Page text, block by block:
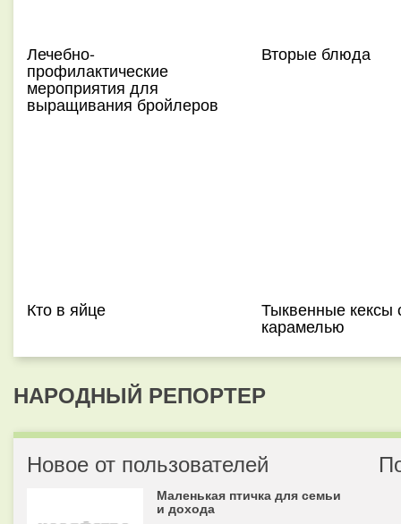
Лечебно-
профилактические
мероприятия для
выращивания бройлеров
Вторые блюда
Кто в яйце Тыквенные кексы
карамелью
НАРОДНЫЙ РЕПОРТЕР
Новое от пользователей
Маленькая птичка для семьи
и дохода